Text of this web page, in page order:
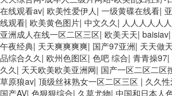
在线观看av| 欧美性爱伊人| 一级黄碟在线看|
线观看| 欧美黄色图片| 中文久久| 人人人人人
亚洲成人在线一区二区三区| 欧美天天| baisiav|
午夜经典| 天天爽爽爽爽| 国产97亚洲| 天天做
品综合久久| 欧州色图区| 色吧 综合| 青青操97|
久久| 天天欧美欧美亚洲网| 国产一区二区二区
草原狼av| 顶级丝袜熟女一区二区三区 | 久久
国产AV| 色狠狠综合| 久草尤物| 中国和日本人